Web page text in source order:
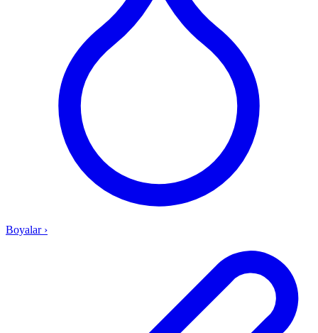
Boyalar ›